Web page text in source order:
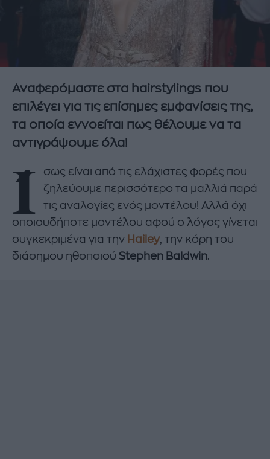
Αναφερόμαστε στα hairstylings που
επιλέγει για τις επίσημες εμφανίσεις της,
τα οποία εννοείται πως θέλουμε να τα
αντιγράψουμε όλα!
Ί
σως είναι από τις ελάχιστες φορές που
ζηλεύουμε περισσότερο τα μαλλιά παρά
τις αναλογίες ενός μοντέλου! Αλλά όχι
οποιουδήποτε μοντέλου αφού ο λόγος γίνεται
συγκεκριμένα για την Hailey, την κόρη του
διάσημου ηθοποιού Stephen Baldwin.